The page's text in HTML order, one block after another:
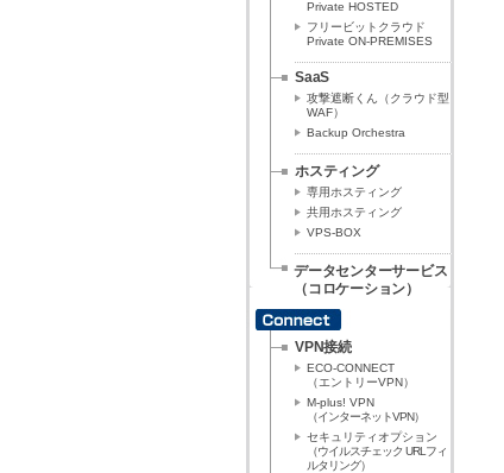
Private HOSTED
フリービットクラウド
Private ON-PREMISES
SaaS
攻撃遮断くん（クラウド型
WAF）
Backup Orchestra
ホスティング
専用ホスティング
共用ホスティング
VPS-BOX
データセンターサービス
（コロケーション）
VPN接続
ECO-CONNECT
（エントリーVPN）
M-plus! VPN
（インターネットVPN）
セキュリティオプション
（ウイルスチェック URLフィ
ルタリング）